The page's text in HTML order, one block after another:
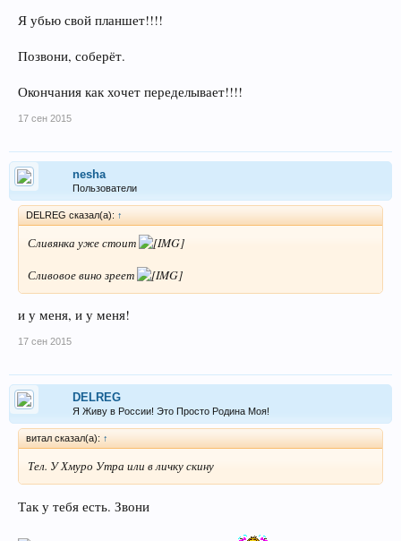
Я убью свой планшет!!!!
Позвони, соберёт.
Окончания как хочет переделывает!!!!
17 сен 2015
nesha
Пользователи
DELREG сказал(а): ↑
Сливянка уже стоит
Сливовое вино зреет
и у меня, и у меня!
17 сен 2015
DELREG
Я Живу в России! Это Просто Родина Моя!
витал сказал(а): ↑
Тел. У Хмуро Утра или в личку скину
Так у тебя есть. Звони